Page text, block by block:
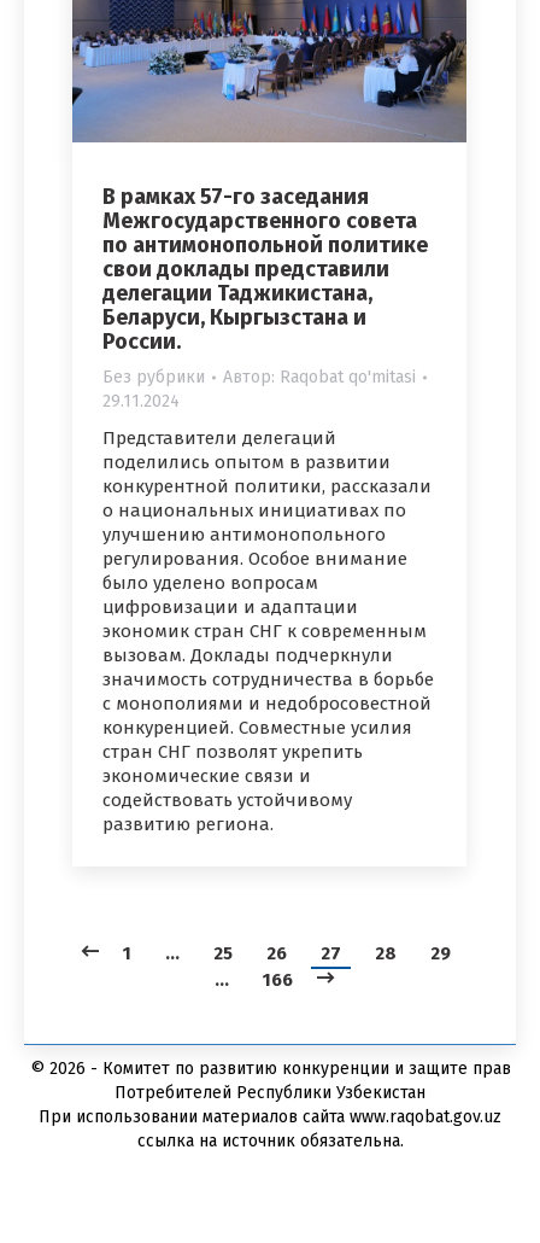
В рамках 57-го заседания
Межгосударственного совета
по антимонопольной политике
свои доклады представили
делегации Таджикистана,
Беларуси, Кыргызстана и
России.
Без рубрики Автор: Raqobat qo'mitasi
29.11.2024
Представители делегаций
поделились опытом в развитии
конкурентной политики, рассказали
о национальных инициативах по
улучшению антимонопольного
регулирования. Особое внимание
было уделено вопросам
цифровизации и адаптации
экономик стран СНГ к современным
вызовам. Доклады подчеркнули
значимость сотрудничества в борьбе
с монополиями и недобросовестной
конкуренцией. Совместные усилия
стран СНГ позволят укрепить
экономические связи и
содействовать устойчивому
развитию региона.
1 … 25 26 27 28
29
…
166
© 2026 - Комитет по развитию конкуренции и защите прав
Потребителей Республики Узбекистан
При использовании материалов сайта www.raqobat.gov.uz
ссылка на источник обязательна.